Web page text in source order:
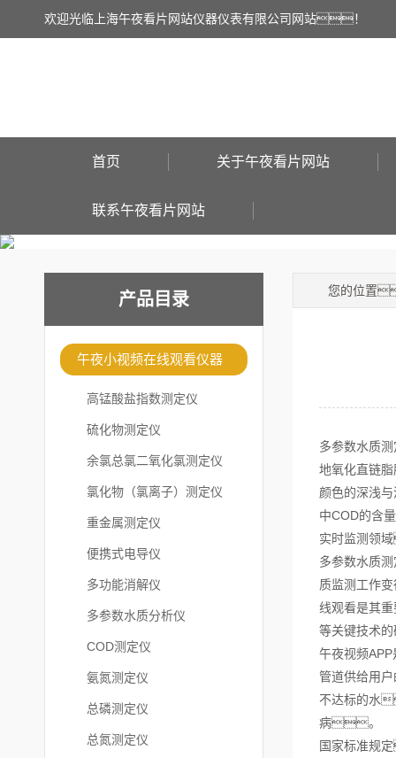
欢迎光临上海午夜看片网站仪器仪表有限公司网站！
首页 关于午夜看片网站
联系午夜看片网站
产品目录
午夜小视频在线观看仪器
高锰酸盐指数测定仪
硫化物测定仪
余氯总氯二氧化氯测定仪
氯化物（氯离子）测定仪
重金属测定仪
便携式电导仪
多功能消解仪
多参数水质分析仪
COD测定仪
氨氮测定仪
总磷测定仪
总氮测定仪
您的位置
多参数水质
地氧化直链
颜色的深浅
中COD的
实时监测
多参数水质
质监测工作
线观看是其
等关键技术
午夜视频
管道供给用
不达标的
病。
国家标准规